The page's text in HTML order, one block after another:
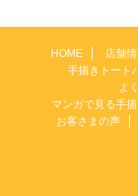
HOME 店舗
手描きトート
よ
マンガで見る手
お客さまの声